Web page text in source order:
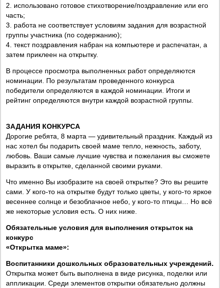
2. использовано готовое стихотворение/поздравление или его
часть;
3. работа не соответствует условиям задания для возрастной
группы участника (по содержанию);
4. текст поздравления набран на компьютере и распечатан, а
затем приклеен на открытку.
В процессе просмотра выполненных работ определяются
номинации. По результатам проведенного конкурса
победители определяются в каждой номинации. Итоги и
рейтинг определяются внутри каждой возрастной группы.
ЗАДАНИЯ КОНКУРСА
Дорогие ребята, 8 марта — удивительный праздник. Каждый из
нас хотел бы подарить своей маме тепло, нежность, заботу,
любовь. Ваши самые лучшие чувства и пожелания вы сможете
выразить в открытке, сделанной своими руками.
Что именно Вы изобразите на своей открытке? Это вы решите
сами. У кого-то на открытке будут только цветы, у кого-то яркое
весеннее солнце и безоблачное небо, у кого-то птицы… Но всё
же некоторые условия есть. О них ниже.
Обязательные условия для выполнения открыток на
конкурс
«Открытка маме»:
Воспитанники дошкольных образовательных учреждений.
Открытка может быть выполнена в виде рисунка, поделки или
аппликации. Среди элементов открытки обязательно должны